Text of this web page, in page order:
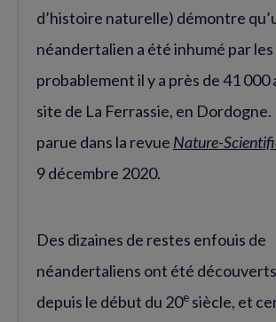
d’histoire naturelle) démontre
néandertalien a été inhumé par les
probablement il y a près de 41 000
site de La Ferrassie, en Dordogne.
parue dans la revue Nature-
9 décembre 2020.
Des dizaines de restes enfouis de
néandertaliens ont été
depuis le début du 20e siècle, et